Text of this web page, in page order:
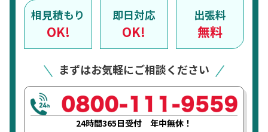
相見積もり
OK!
即日対応
OK!
出張料
無料
まずはお気軽にご相談ください
24時間365日受付 年中無休！